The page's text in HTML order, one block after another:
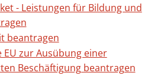
- Leistungen für Bildung und
beantragen
EU zur Ausübung einer
Beschäftigung beantragen